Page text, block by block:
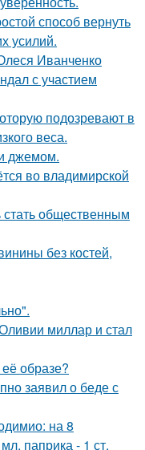
способ вернуть
усилий.
Иванченко
с участием
подозревают в
веса.
джемом.
во владимирской
стать общественным
без костей,
миллар и стал
образе?
заявил о беде с
на 8
паприка - 1 ст.